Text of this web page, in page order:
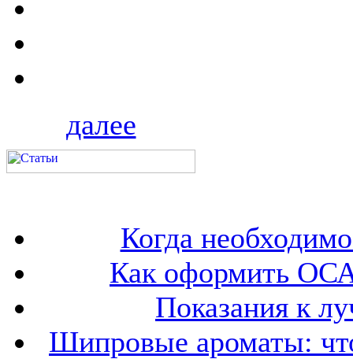
далее
Когда
Как оформить
Показания к
Шипровые ароматы: